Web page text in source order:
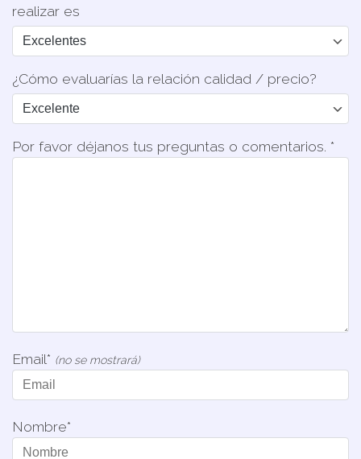
realizar es
¿Cómo evaluarías la relación calidad / precio?
Por favor déjanos tus preguntas o comentarios. *
Email* (no se mostrará)
Nombre*